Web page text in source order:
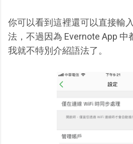
你可以看到這裡還可以直接輸
法，不過因為 Evernote App 中
我就不特別介紹語法了。